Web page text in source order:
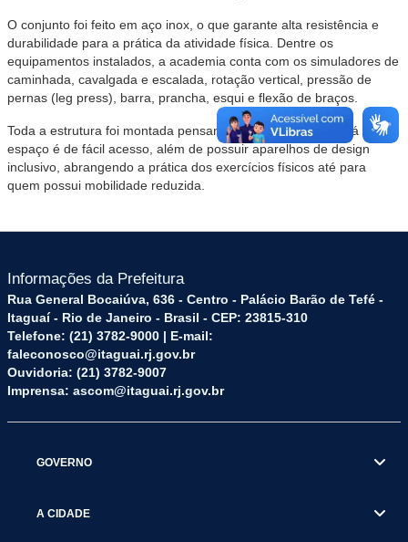
O conjunto foi feito em aço inox, o que garante alta resistência e
durabilidade para a prática da atividade física. Dentre os
equipamentos instalados, a academia conta com os simuladores de
caminhada, cavalgada e escalada, rotação vertical, pressão de
pernas (leg press), barra, prancha, esqui e flexão de braços.
Toda a estrutura foi montada pensando em acessibilidade, já que o
espaço é de fácil acesso, além de possuir aparelhos de design
inclusivo, abrangendo a prática dos exercícios físicos até para
quem possui mobilidade reduzida.
Informações da Prefeitura
Rua General Bocaiúva, 636 - Centro - Palácio Barão de Tefé -
Itaguaí - Rio de Janeiro - Brasil - CEP: 23815-310
Telefone: (21) 3782-9000 | E-mail:
faleconosco@itaguai.rj.gov.br
Ouvidoria: (21) 3782-9007
Imprensa: ascom@itaguai.rj.gov.br
GOVERNO
A CIDADE